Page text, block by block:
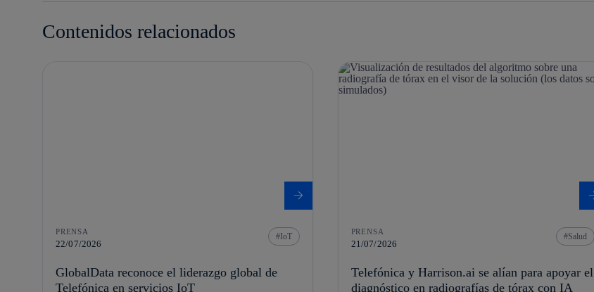
Contenidos relacionados
PRENSA
22/07/2026
IoT
GlobalData reconoce el liderazgo global de
Telefónica en servicios IoT
PRENSA
21/07/2026
Salud
Telefónica y Harrison.ai se alían para apoyar el
diagnóstico en radiografías de tórax con IA